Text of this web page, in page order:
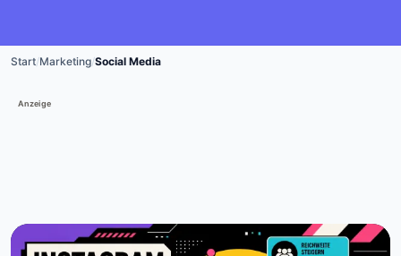
Start/Marketing/Social Media
Anzeige